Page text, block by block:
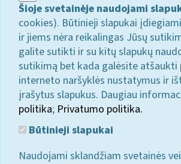
Šioje svetainėje naudojami
cookies). Būtinieji slapukai
ir jiems nėra reikalingas Jūsų
galite sutikti ir su kitų slapukų
sutikimą bet kada galėsite atšaukti
interneto naršyklės nustatymus ir
įrašytus slapukus. Daugiau
politika; Privatumo politika.
Būtinieji slapukai
Naudojami sklandžiam svetainės